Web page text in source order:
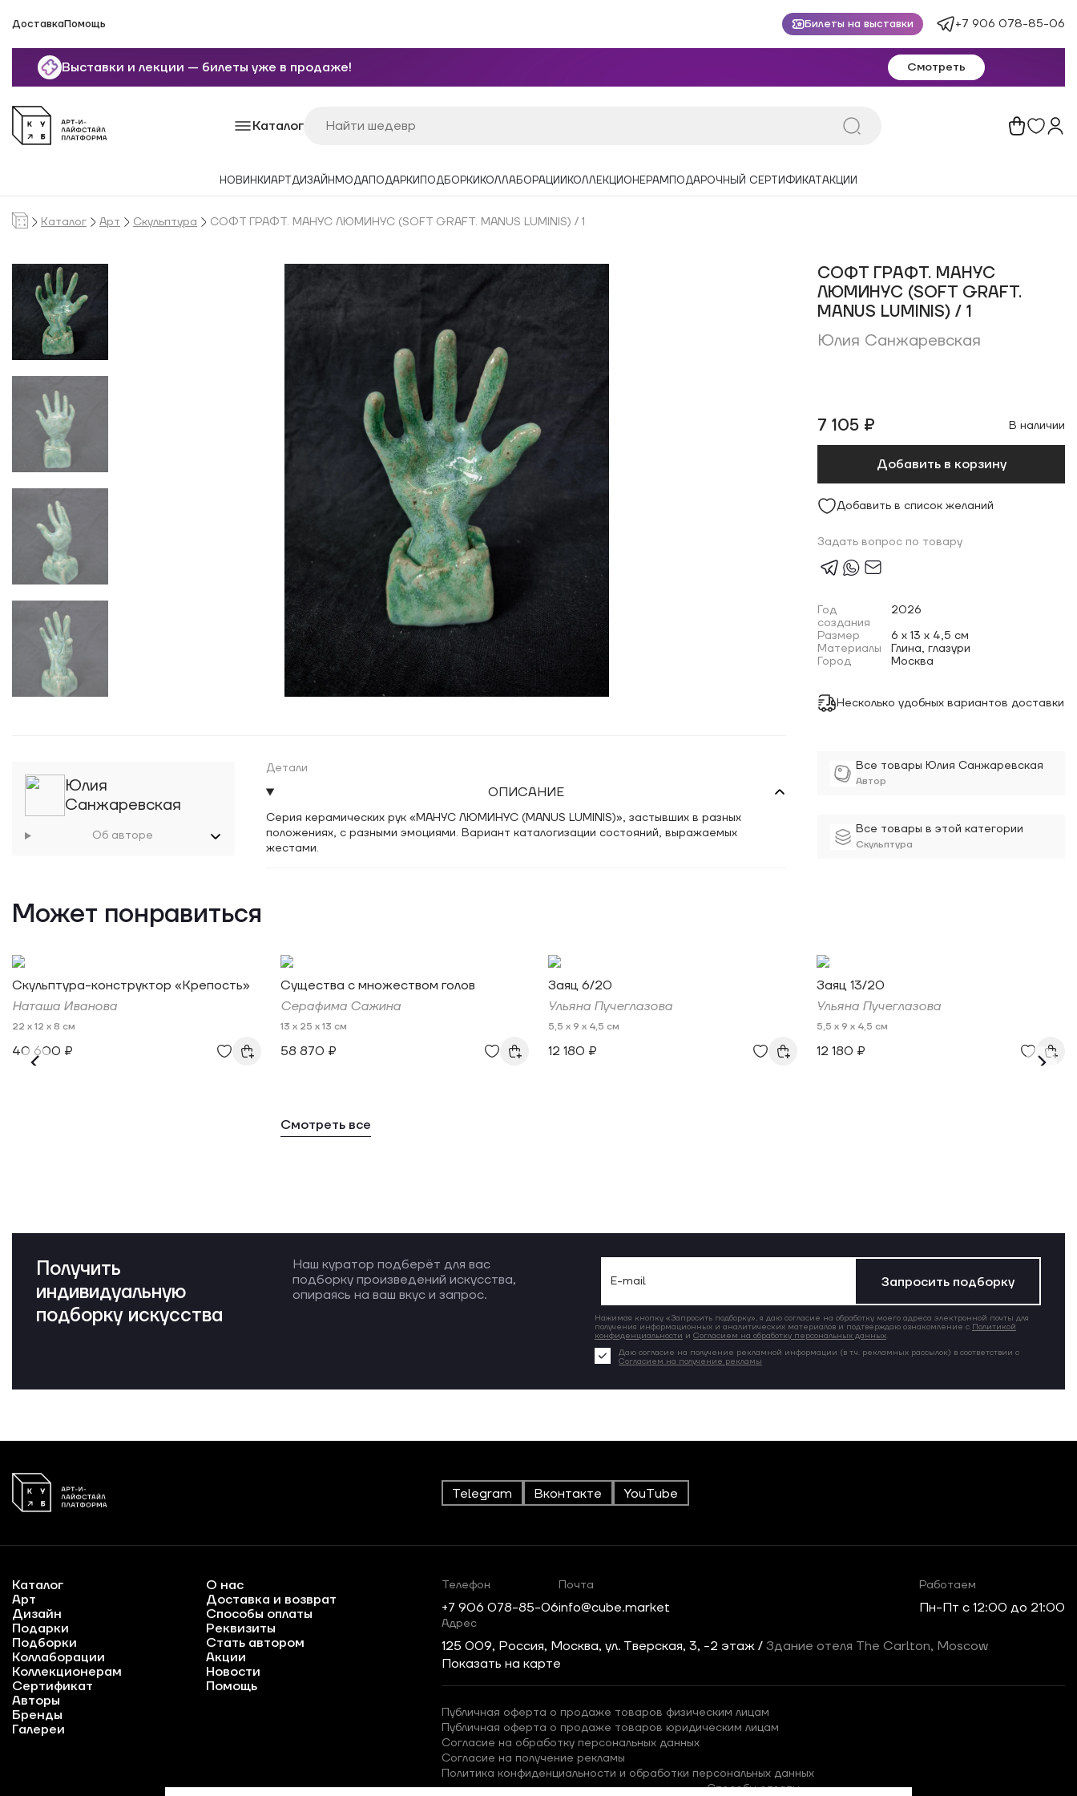
ДоставкаПомощь Билеты на выставки +7 906 078-85-06
Выставки и лекции — билеты уже в продаже! Смотреть
Каталог
НОВИНКИАРТДИЗАЙН МОДАПОДАРКИ ПОДБОРКИ КОЛЛАБОРАЦИИ КОЛЛЕКЦИОНЕРАМ ПОДАРОЧНЫЙ СЕРТИФИКАТАКЦИИ
Каталог Арт Скульптура СОФТ ГРАФТ. МАНУС ЛЮМИНУС (SOFT GRAFT. MANUS LUMINIS) / 1
СОФТ ГРАФТ. МАНУС
ЛЮМИНУС (SOFT GRAFT.
MANUS LUMINIS) / 1
Юлия Санжаревская
7 105 ₽ В наличии
Добавить в корзину
Добавить в список желаний
Задать вопрос по товару
Год
создания
2026
Размер
6 x 13 x 4,5 см
Материалы
Глина, глазури
Город
Москва
Несколько удобных вариантов доставки
Все товары Юлия Санжаревская
Автор
Все товары в этой категории
Скульптура
Юлия
Санжаревская
Об авторе
Детали
ОПИСАНИЕ
Серия керамических рук «МАНУС ЛЮМИНУС (MANUS LUMINIS)», застывших в разных
положениях, с разными эмоциями. Вариант каталогизации состояний, выражаемых
жестами.
Может понравиться
Скульптура-конструктор «Крепость»
Наташа Иванова
22 x 12 x 8 см
40 600 ₽
Существа с множеством голов
Серафима Сажина
13 x 25 x 13 см
58 870 ₽
Заяц 6/20
Ульяна Пучеглазова
5,5 x 9 x 4,5 см
12 180 ₽
Заяц 13/20
Ульяна Пучеглазова
5,5 x 9 x 4,5 см
12 180 ₽
Смотреть все
Получить
индивидуальную
подборку искусства
Наш куратор подберёт для вас
подборку произведений искусства,
опираясь на ваш вкус и запрос.
Запросить подборку
Нажимая кнопку «Запросить подборку», я даю согласие на обработку моего адреса электронной почты для
получения информационных и аналитических материалов и подтверждаю ознакомление с Политикой
конфиденциальности и Согласием на обработку персональных данных.
Даю согласие на получение рекламной информации (в т.ч. рекламных рассылок) в соответствии с
Согласием на получение рекламы
Telegram Вконтакте YouTube
Каталог
Арт
Дизайн
Подарки
Подборки
Коллаборации
Коллекционерам
Сертификат
Авторы
Бренды
Галереи
О нас
Доставка и возврат
Способы оплаты
Реквизиты
Стать автором
Акции
Новости
Помощь
Телефон
+7 906 078-85-06
Почта
info@cube.market
Работаем
Пн-Пт c 12:00 до 21:00
Адрес
125 009, Россия, Москва, ул. Тверская, 3, -2 этаж / Здание отеля The Carlton, Moscow
Показать на карте
Публичная оферта о продаже товаров физическим лицам
Публичная оферта о продаже товаров юридическим лицам
Согласие на обработку персональных данных
Согласие на получение рекламы
Политика конфиденциальности и обработки персональных данных
Способы оплаты